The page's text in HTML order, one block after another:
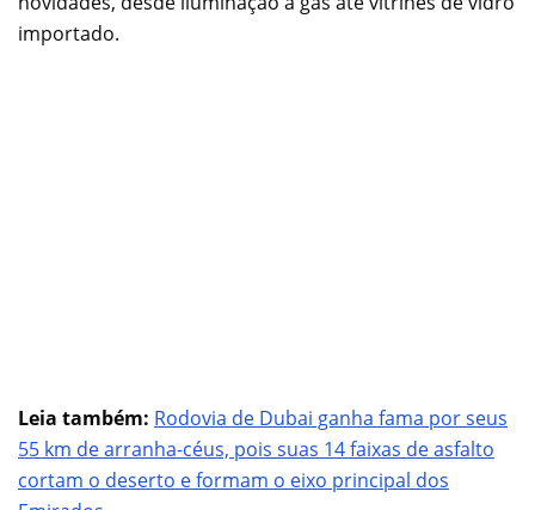
importado.
Leia também: Rodovia de Dubai ganha fama por seus
55 km de arranha-céus, pois suas 14 faixas de asfalto
cortam o deserto e formam o eixo principal dos